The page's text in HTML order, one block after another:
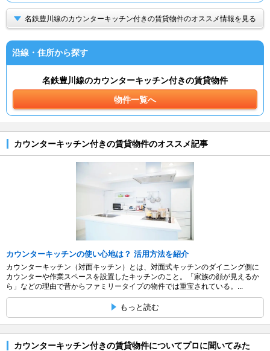
名鉄豊川線のカウンターキッチン付きの賃貸物件のオススメ情報を見る
沿線・住所から探す
名鉄豊川線のカウンターキッチン付きの賃貸物件
物件一覧へ
カウンターキッチン付きの賃貸物件のオススメ記事
カウンターキッチンの使い心地は？ 活用方法を紹介
カウンターキッチン（対面キッチン）とは、対面式キッチンのダイニング側に
カウンターや作業スペースを設置したキッチンのこと。「家族の顔が見えるか
ら」などの理由で昔からファミリータイプの物件では重宝されている。...
もっと読む
カウンターキッチン付きの賃貸物件についてプロに聞いてみた